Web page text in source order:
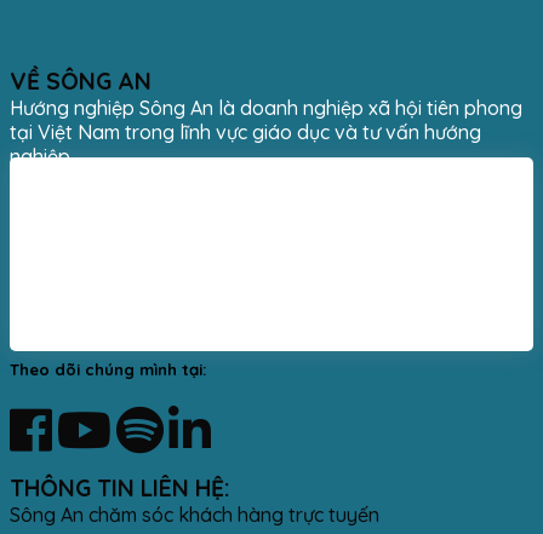
VỀ SÔNG AN
Hướng nghiệp Sông An là doanh nghiệp xã hội tiên phong
tại Việt Nam trong lĩnh vực giáo dục và tư vấn hướng
nghiệp.
Theo dõi chúng mình tại:
THÔNG TIN LIÊN HỆ:
Sông An chăm sóc khách hàng trực tuyến